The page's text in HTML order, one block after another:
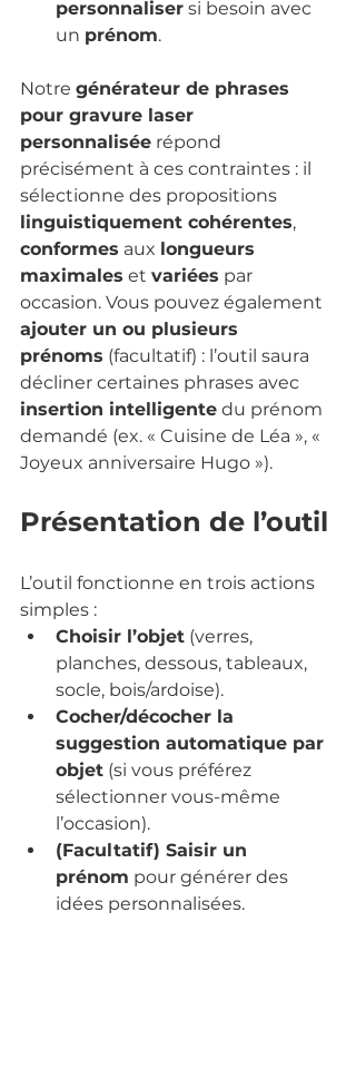
personnaliser si besoin avec
un prénom.
Notre générateur de phrases
pour gravure laser
personnalisée répond
précisément à ces contraintes : il
sélectionne des propositions
linguistiquement cohérentes,
conformes aux longueurs
maximales et variées par
occasion. Vous pouvez également
ajouter un ou plusieurs
prénoms (facultatif) : l’outil saura
décliner certaines phrases avec
insertion intelligente du prénom
demandé (ex. « Cuisine de Léa », «
Joyeux anniversaire Hugo »).
Présentation de l’outil
L’outil fonctionne en trois actions
simples :
Choisir l’objet (verres,
planches, dessous, tableaux,
socle, bois/ardoise).
Cocher/décocher la
suggestion automatique par
objet (si vous préférez
sélectionner vous-même
l’occasion).
(Facultatif) Saisir un
prénom pour générer des
idées personnalisées.